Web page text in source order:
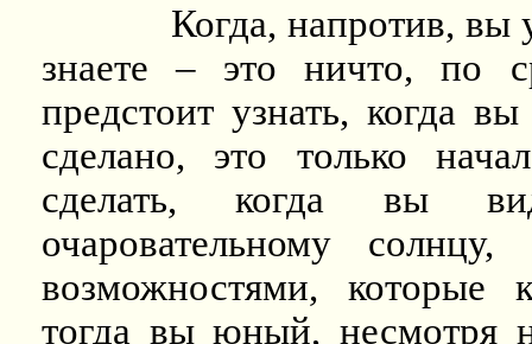
Когда, напротив, вы
знаете – это ничто, по
предстоит узнать, когда
сделано, это только
сделать, когда вы
очаровательному
возможностями, которые
тогда вы юный, несмотря